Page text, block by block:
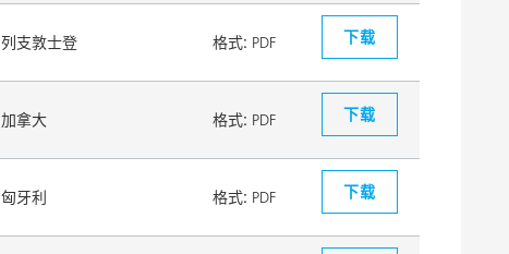
列支敦士登 格式: PDF 下载
加拿大 格式: PDF 下载
匈牙利 格式: PDF 下载